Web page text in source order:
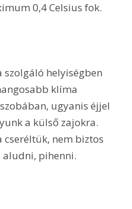
0,4 Celsius fok.
helyiségben
klíma
ugyanis éjjel
a külső zajokra.
nem biztos
pihenni.